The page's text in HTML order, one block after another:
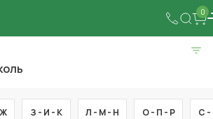
0
Ж З - И - К Л - М - Н О - П - Р С -